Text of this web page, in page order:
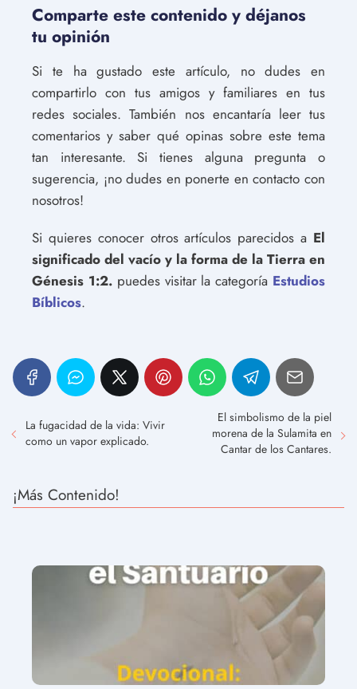
Comparte este contenido y déjanos
tu opinión
Si te ha gustado este artículo, no dudes en
compartirlo con tus amigos y familiares en tus
redes sociales. También nos encantaría leer tus
comentarios y saber qué opinas sobre este tema
tan interesante. Si tienes alguna pregunta o
sugerencia, ¡no dudes en ponerte en contacto con
nosotros!
Si quieres conocer otros artículos parecidos a El
significado del vacío y la forma de la Tierra en
Génesis 1:2.puedes visitar la categoría Estudios
Bíblicos.
La fugacidad de la vida: Vivir
como un vapor explicado.
El simbolismo de la piel
morena de la Sulamita en
Cantar de los Cantares.
¡Más Contenido!